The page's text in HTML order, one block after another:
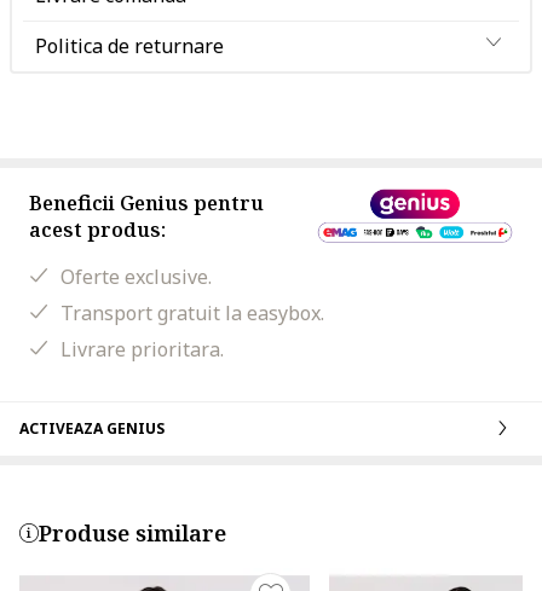
Politica de returnare
Beneficii Genius pentru
acest produs:
Oferte exclusive.
Transport gratuit la easybox.
Livrare prioritara.
ACTIVEAZA GENIUS
Produse similare